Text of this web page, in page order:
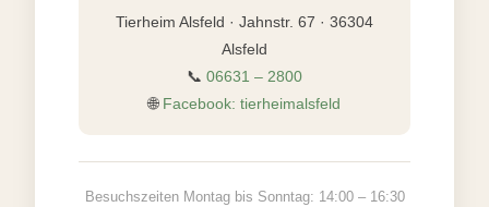
Tierheim Alsfeld · Jahnstr. 67 · 36304
Alsfeld
📞 06631 – 2800
🌐 Facebook: tierheimalsfeld
Besuchszeiten Montag bis Sonntag: 14:00 – 16:30